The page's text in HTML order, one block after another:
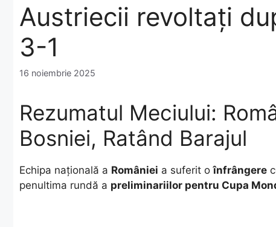
Austriecii revoltați
3-1
16 noiembrie 2025
Rezumatul Meciului:
Bosniei, Ratând Barajul
​Echipa națională a României a suferit oînfrângere
penultima rundă a preliminariilor pentru Cupa